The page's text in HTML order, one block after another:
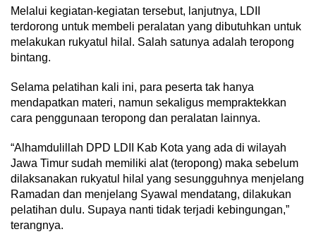
Melalui kegiatan-kegiatan tersebut, lanjutnya, LDII
terdorong untuk membeli peralatan yang dibutuhkan untuk
melakukan rukyatul hilal. Salah satunya adalah teropong
bintang.
Selama pelatihan kali ini, para peserta tak hanya
mendapatkan materi, namun sekaligus mempraktekkan
cara penggunaan teropong dan peralatan lainnya.
“Alhamdulillah DPD LDII Kab Kota yang ada di wilayah
Jawa Timur sudah memiliki alat (teropong) maka sebelum
dilaksanakan rukyatul hilal yang sesungguhnya menjelang
Ramadan dan menjelang Syawal mendatang, dilakukan
pelatihan dulu. Supaya nanti tidak terjadi kebingungan,”
terangnya.